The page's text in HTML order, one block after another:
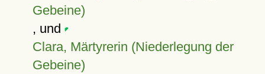
Gebeine)
, und
Clara, Märtyrerin (Niederlegung der
Gebeine)